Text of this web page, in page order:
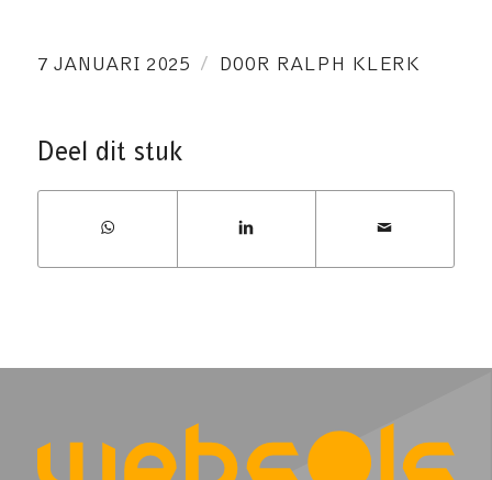
7 JANUARI 2025 / DOOR RALPH KLERK
Deel dit stuk